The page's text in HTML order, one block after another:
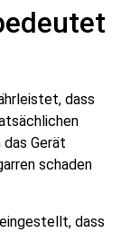
dass
Gerät
schaden
dass